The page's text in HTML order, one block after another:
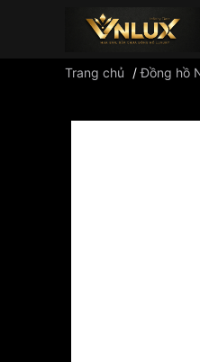
Trang chủ /Đồng hồ